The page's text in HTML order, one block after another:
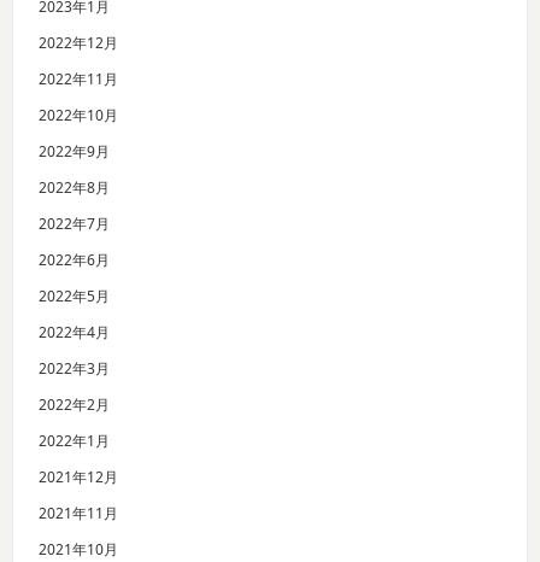
2023年1月
2022年12月
2022年11月
2022年10月
2022年9月
2022年8月
2022年7月
2022年6月
2022年5月
2022年4月
2022年3月
2022年2月
2022年1月
2021年12月
2021年11月
2021年10月